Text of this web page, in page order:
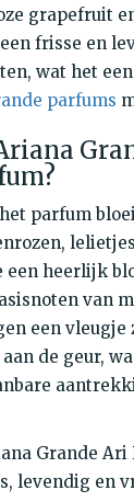
grapefruit
frisse en
wat het
parfums
parfum
een heerlijk
van
een vleugje
de geur,
Grande Ari
levendig en